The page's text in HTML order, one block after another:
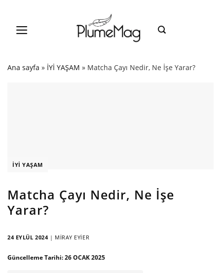
content
Ana sayfa » İYİ YAŞAM » Matcha Çayı Nedir, Ne İşe Yarar?
İYİ YAŞAM
Matcha Çayı Nedir, Ne İşe
Yarar?
24 EYLÜL 2024| MIRAY EYIER
Güncelleme Tarihi:26 OCAK 2025